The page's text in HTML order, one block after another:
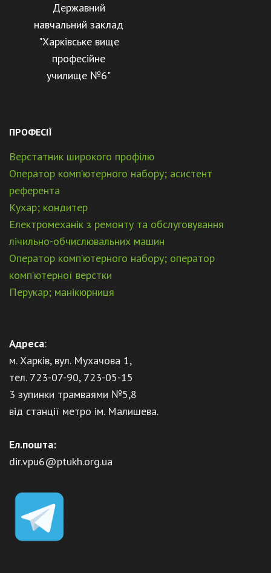
Державний
навчальний заклад
"Харківське вище
професійне
училище №6"
ПРОФЕСІЇ
Верстатник широкого профілю
Оператор комп’ютерного набору; асистент
референта
Кухар; кондитер
Електромеханік з ремонту та обслуговування
лічильно-обчислювальних машин
Оператор комп’ютерного набору; оператор
комп’ютерної верстки
Перукар; манікюрниця
Адреса:
м. Харків, вул. Мухачова 1,
тел. 723-07-90, 723-05-15
3 зупинки трамваями №5,8
від станції метро ім. Малишева.
Ел.пошта:
dir.vpu6@ptukh.org.ua